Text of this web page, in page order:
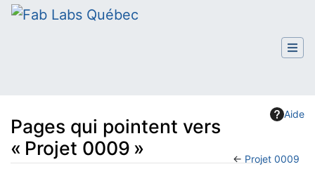
Aide
Pages qui pointent vers
« Projet 0009 »
← Projet 0009